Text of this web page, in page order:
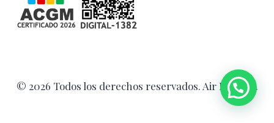
© 2026 Todos los derechos reservados. Air Femme.